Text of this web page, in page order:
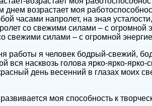
днем возрастает моя
часами напролет, на зная
со свежими силами – с огромной
свежими силами – с огромной
работы я человек бодрый-свежий,
вся насквозь голова ярко-ярко-ярко-
день весенний в глазах моих
моя способность к